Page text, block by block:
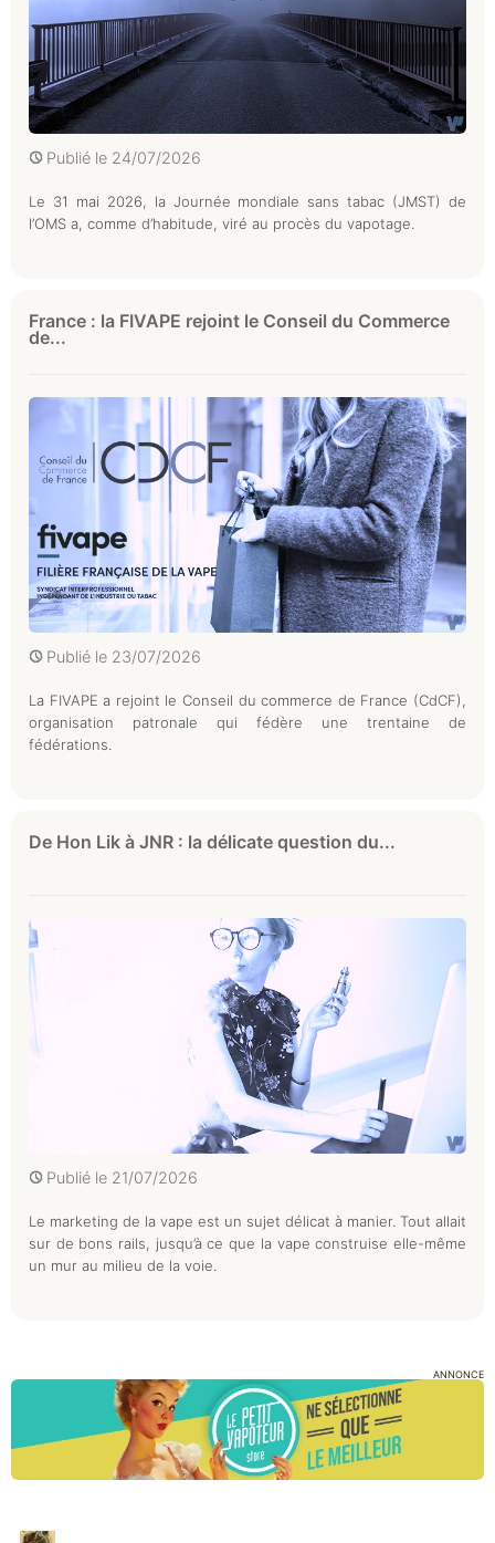
Publié le 24/07/2026
Le 31 mai 2026, la Journée mondiale sans tabac (JMST) de
l’OMS a, comme d’habitude, viré au procès du vapotage.
France : la FIVAPE rejoint le Conseil du Commerce
de...
Publié le 23/07/2026
La FIVAPE a rejoint le Conseil du commerce de France (CdCF),
organisation patronale qui fédère une trentaine de
fédérations.
De Hon Lik à JNR : la délicate question du...
Publié le 21/07/2026
Le marketing de la vape est un sujet délicat à manier. Tout allait
sur de bons rails, jusqu’à ce que la vape construise elle-même
un mur au milieu de la voie.
ANNONCE